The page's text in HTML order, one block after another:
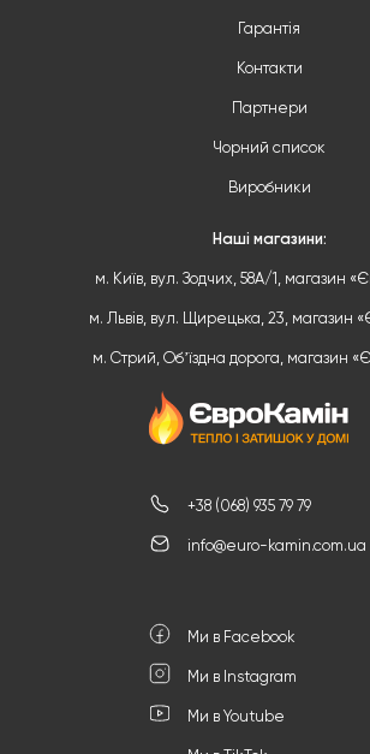
+38 (068) 935 79 79
info@euro-kamin.com.ua
Ми в Facebook
Ми в Instagram
Ми в Youtube
Гарантія
Контакти
Партнери
Чорний список
Виробники
Наші магазини:
м. Київ, вул. Зодчих, 58А/1, магазин
м. Львів, вул. Щирецька, 23, магазин
м. Стрий, Обʼїздна дорога, магазин